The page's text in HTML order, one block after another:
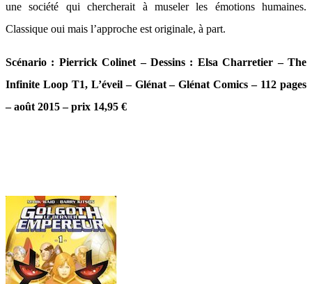
une société qui chercherait à museler les émotions humaines.
Classique oui mais l’approche est originale, à part.
Scénario : Pierrick Colinet – Dessins : Elsa Charretier – The
Infinite Loop T1, L’éveil – Glénat – Glénat Comics – 112 pages
– août 2015 – prix 14,95 €